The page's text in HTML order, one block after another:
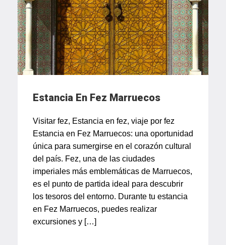
Estancia En Fez Marruecos
Visitar fez, Estancia en fez, viaje por fez
Estancia en Fez Marruecos: una oportunidad
única para sumergirse en el corazón cultural
del país. Fez, una de las ciudades
imperiales más emblemáticas de Marruecos,
es el punto de partida ideal para descubrir
los tesoros del entorno. Durante tu estancia
en Fez Marruecos, puedes realizar
excursiones y […]